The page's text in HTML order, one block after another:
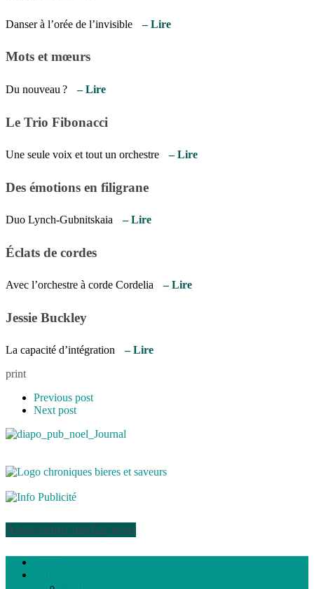
Danser à l’orée de l’invisible – Lire
Mots et mœurs
Du nouveau ? – Lire
Le Trio Fibonacci
Une seule voix et tout un orchestre – Lire
Des émotions en filigrane
Duo Lynch-Gubnitskaia – Lire
Éclats de cordes
Avec l’orchestre à corde Cordelia – Lire
Jessie Buckley
La capacité d’intégration
– Lire
print
Previous post
Next post
Association médias écris